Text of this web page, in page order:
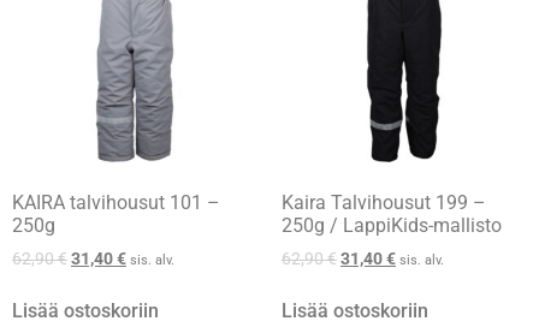
KAIRA talvihousut 101 –
250g
62,90€31,40€ sis. alv.
Lisää ostoskoriin
Kaira Talvihousut 199 –
250g / LappiKids-mallisto
62,90€31,40€ sis. alv.
Lisää ostoskoriin